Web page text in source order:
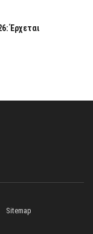
Έρχεται
Sitemap